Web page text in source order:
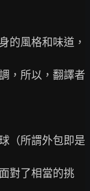
的風格和味道，
，所以，翻譯者
（所謂外包即是
對了相當的挑